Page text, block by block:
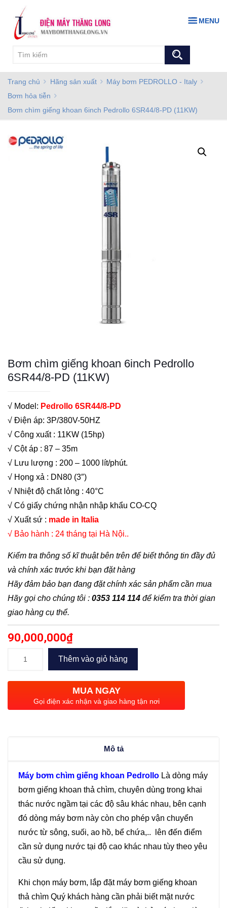
MENU
Trang chủ Hãng sản xuất
Máy bơm PEDROLLO - Italy
Bơm hỏa tiễn
Bơm chìm giếng khoan 6inch Pedrollo 6SR44/8-PD (11KW)
Bơm chìm giếng khoan 6inch Pedrollo
6SR44/8-PD (11KW)
√ Model: Pedrollo 6SR44/8-PD
√ Điện áp: 3P/380V-50HZ
√ Công xuất : 11KW (15hp)
√ Cột áp : 87 – 35m
√ Lưu lượng : 200 – 1000 lít/phút.
√ Họng xả : DN80 (3″)
√ Nhiệt độ chất lỏng : 40°C
√ Có giấy chứng nhận nhập khẩu CO-CQ
√ Xuất sứ : made in Italia
√ Bảo hành : 24 tháng tại Hà Nội..
Kiểm tra thông số kĩ thuật bên trên để biết thông tin đầy đủ
và chính xác trước khi bạn đặt hàng
Hãy đảm bảo bạn đang đặt chính xác sản phẩm cần mua
Hãy gọi cho chúng tôi : 0353 114 114 để kiểm tra thời gian
giao hàng cụ thể.
90,000,000₫
giếng
6inch
Thêm vào giỏ hàng
MUA NGAY
Gọi điện xác nhận và giao hàng tận nơi
Mô tả
Máy bơm chìm giếng khoan Pedrollo Là dòng máy
bơm giếng khoan thả chìm, chuyên dùng trong khai
thác nước ngầm tại các độ sâu khác nhau, bên cạnh
đó dòng máy bơm này còn cho phép vận chuyển
nước từ sông, suối, ao hồ, bể chứa,.. lên đến điểm
cần sử dụng nước tại độ cao khác nhau tùy theo yêu
cầu sử dụng.
Khi chọn máy bơm, lắp đặt máy bơm giếng khoan
thả chìm Quý khách hàng cần phải biết mặt nước